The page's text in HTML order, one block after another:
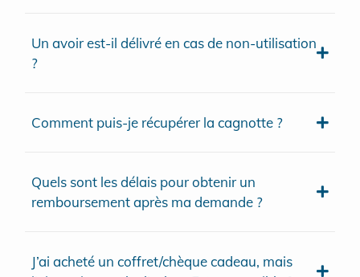
Un avoir est-il délivré en cas de non-utilisation
?
Comment puis-je récupérer la cagnotte ?
Quels sont les délais pour obtenir un
remboursement après ma demande ?
J’ai acheté un coffret/chèque cadeau, mais